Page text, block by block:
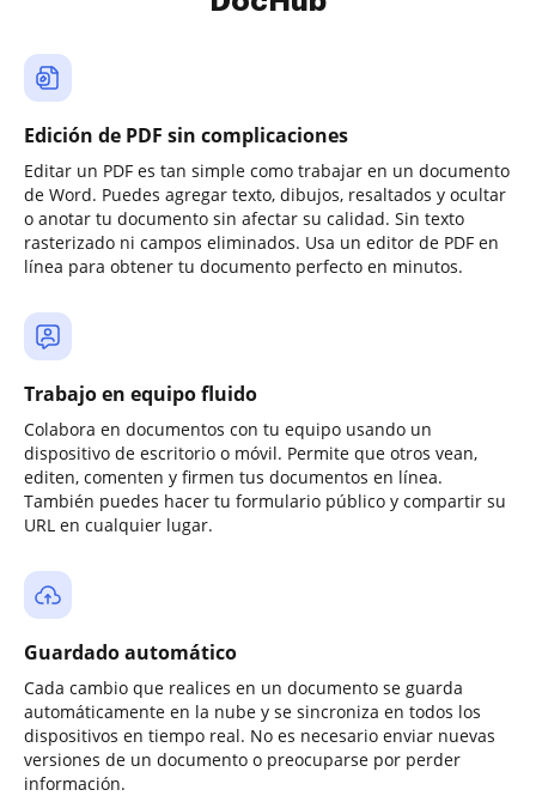
Edición de PDF sin complicaciones
Editar un PDF es tan simple como trabajar en un documento
de Word. Puedes agregar texto, dibujos, resaltados y ocultar
o anotar tu documento sin afectar su calidad. Sin texto
rasterizado ni campos eliminados. Usa un editor de PDF en
línea para obtener tu documento perfecto en minutos.
Trabajo en equipo fluido
Colabora en documentos con tu equipo usando un
dispositivo de escritorio o móvil. Permite que otros vean,
editen, comenten y firmen tus documentos en línea.
También puedes hacer tu formulario público y compartir su
URL en cualquier lugar.
Guardado automático
Cada cambio que realices en un documento se guarda
automáticamente en la nube y se sincroniza en todos los
dispositivos en tiempo real. No es necesario enviar nuevas
versiones de un documento o preocuparse por perder
información.